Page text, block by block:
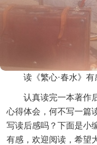
读《繁心·春水》有
认真读完一本著作
心得体会，何不写一篇
写读后感吗？下面是小
有感，欢迎阅读，希望